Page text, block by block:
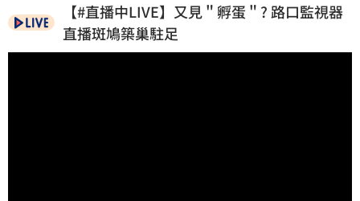
【#直播中LIVE】又見＂孵蛋＂? 路口監視器
直播斑鳩築巢駐足